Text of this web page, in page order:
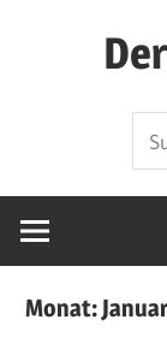
IT
Monat: